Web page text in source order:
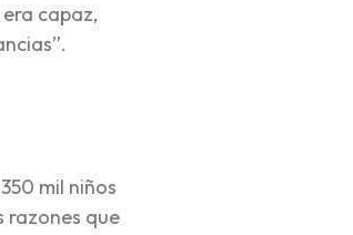
capaz,
mil niños
razones que